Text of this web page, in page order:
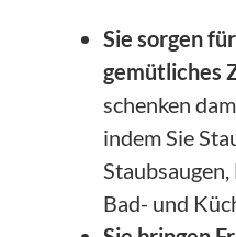
Sie sorgen
gemütliches
schenken
indem Sie
Bad- und